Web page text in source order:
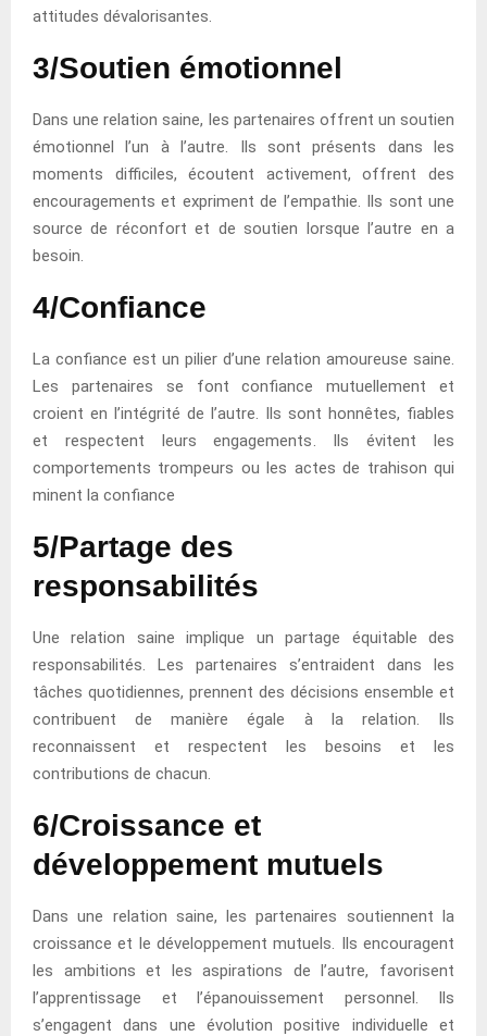
attitudes dévalorisantes.
3/Soutien émotionnel
Dans une relation saine, les partenaires offrent un soutien
émotionnel l’un à l’autre. Ils sont présents dans les
moments difficiles, écoutent activement, offrent des
encouragements et expriment de l’empathie. Ils sont une
source de réconfort et de soutien lorsque l’autre en a
besoin.
4/Confiance
La confiance est un pilier d’une relation amoureuse saine.
Les partenaires se font confiance mutuellement et
croient en l’intégrité de l’autre. Ils sont honnêtes, fiables
et respectent leurs engagements. Ils évitent les
comportements trompeurs ou les actes de trahison qui
minent la confiance
5/Partage des
responsabilités
Une relation saine implique un partage équitable des
responsabilités. Les partenaires s’entraident dans les
tâches quotidiennes, prennent des décisions ensemble et
contribuent de manière égale à la relation. Ils
reconnaissent et respectent les besoins et les
contributions de chacun.
6/Croissance et
développement mutuels
Dans une relation saine, les partenaires soutiennent la
croissance et le développement mutuels. Ils encouragent
les ambitions et les aspirations de l’autre, favorisent
l’apprentissage et l’épanouissement personnel. Ils
s’engagent dans une évolution positive individuelle et